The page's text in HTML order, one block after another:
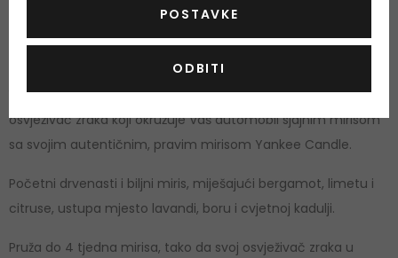
OPIS
Yankee Candle Midsummer´s Night Ultimate Car Jarje
osvježivač zraka koji okružuje Vaš automobil sjajnim mirisom
sa svojim autentičnim, pravim mirisom Yankee Candle.
Početni drvenasti i biljni miris, miješajući bergamot, limetu i
citruse, ustupa mjesto lavandi, boru i cvjetnoj kadulji.
Pruža do 4 tjedna mirisa, tako da svoj osvježivač zraka u
OCJENA
POSTAVKE
ODBITI